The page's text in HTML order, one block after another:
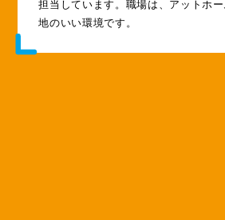
担当しています。職場は、アットホ
地のいい環境です。